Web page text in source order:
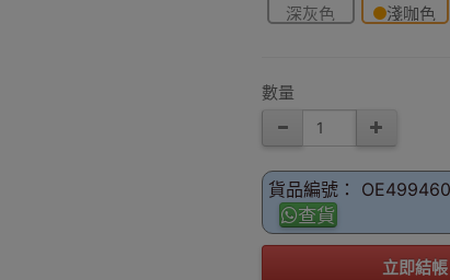
深灰色 淺咖色
數量
貨品編號：
查貨
立即結帳